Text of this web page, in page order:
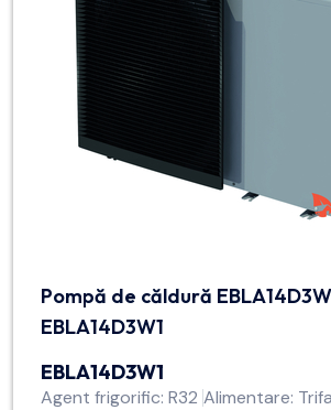
Pompă de căldură
EBLA14D3W1
EBLA14D3W1
Agent frigorific: R32 Alimentare: